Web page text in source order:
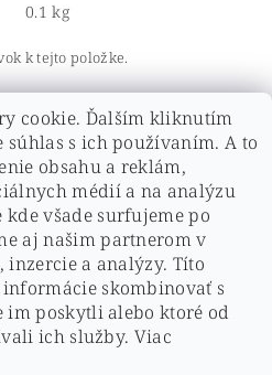
0.1 kg
k tejto položke.
k tejto položke.
cookie. Ďalším kliknutím
s ich používaním. A to
obsahu a reklám,
médií a na analýzu
všade surfujeme po
aj našim partnerom v
a analýzy. Títo
skombinovať s
poskytli alebo ktoré od
ich služby. Viac